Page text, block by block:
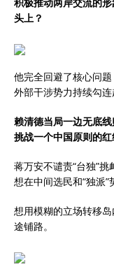
头上？
他完全回避了核心问
外部干涉势力持续勾连
赖清德当局一边无底
挑战一个中国原则的红
蒋万安不谴责“台独”
想在中间选民和“独派”
想用模糊的立场转移
途铺路。